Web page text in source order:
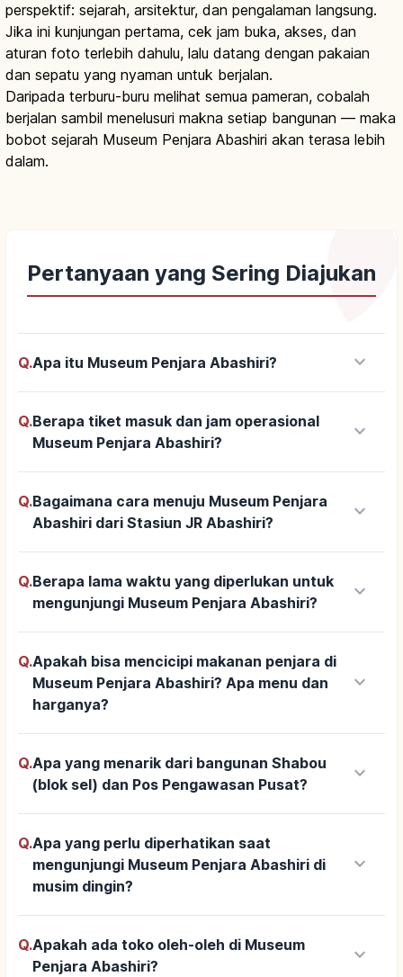
perspektif: sejarah, arsitektur, dan pengalaman langsung.
Jika ini kunjungan pertama, cek jam buka, akses, dan
aturan foto terlebih dahulu, lalu datang dengan pakaian
dan sepatu yang nyaman untuk berjalan.
Daripada terburu-buru melihat semua pameran, cobalah
berjalan sambil menelusuri makna setiap bangunan — maka
bobot sejarah Museum Penjara Abashiri akan terasa lebih
dalam.
Pertanyaan yang Sering Diajukan
Q.Apa itu Museum Penjara Abashiri? keyboard_arrow_down
Q.Berapa tiket masuk dan jam operasional
Museum Penjara Abashiri?
keyboard_arrow_down
Q.Bagaimana cara menuju Museum Penjara
Abashiri dari Stasiun JR Abashiri?
keyboard_arrow_down
Q.Berapa lama waktu yang diperlukan untuk
mengunjungi Museum Penjara Abashiri?
keyboard_arrow_down
Q.Apakah bisa mencicipi makanan penjara di
Museum Penjara Abashiri? Apa menu dan
harganya?
keyboard_arrow_down
Q.Apa yang menarik dari bangunan Shabou
(blok sel) dan Pos Pengawasan Pusat?
keyboard_arrow_down
Q.Apa yang perlu diperhatikan saat
mengunjungi Museum Penjara Abashiri di
musim dingin?
keyboard_arrow_down
Q.Apakah ada toko oleh-oleh di Museum
Penjara Abashiri?
keyboard_arrow_down